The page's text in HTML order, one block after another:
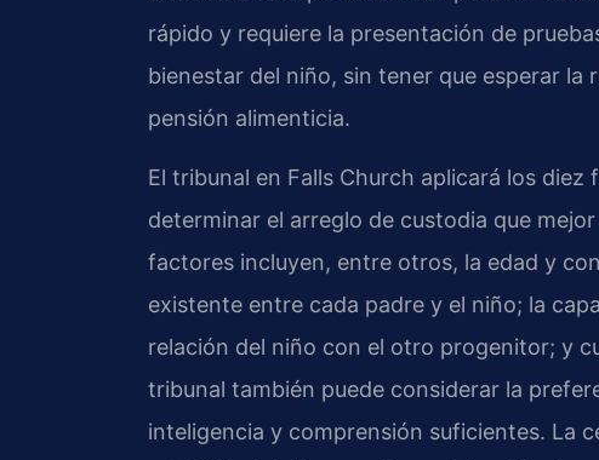
rápido y requiere la presentación de
bienestar del niño, sin tener que esperar la
pensión alimenticia.
El tribunal en Falls Church aplicará los diez
determinar el arreglo de custodia que
factores incluyen, entre otros, la edad y
existente entre cada padre y el niño; la
relación del niño con el otro progenitor; y
tribunal también puede considerar la
inteligencia y comprensión suficientes. La